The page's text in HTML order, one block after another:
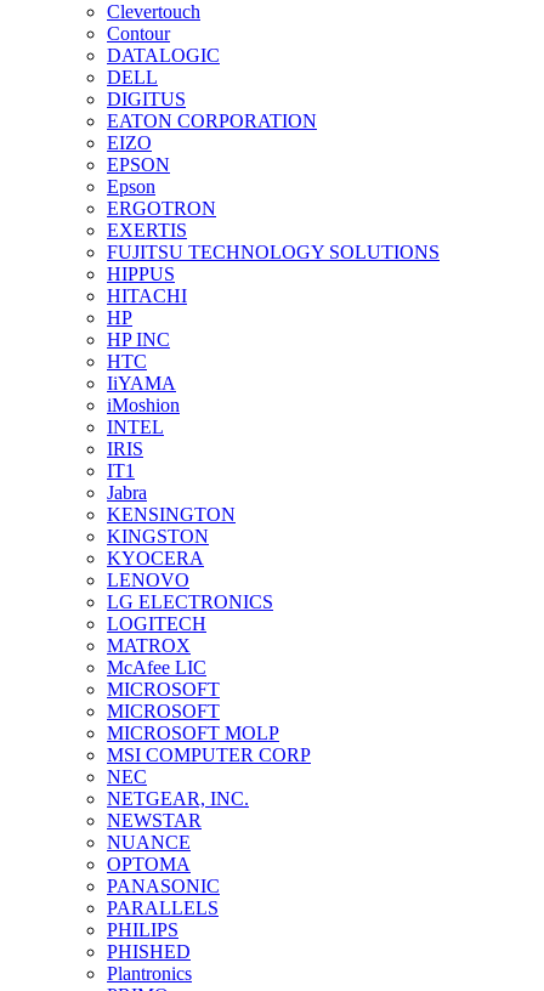
Clevertouch
Contour
DATALOGIC
DELL
DIGITUS
EATON CORPORATION
EIZO
EPSON
Epson
ERGOTRON
EXERTIS
FUJITSU TECHNOLOGY SOLUTIONS
HIPPUS
HITACHI
HP
HP INC
HTC
IiYAMA
iMoshion
INTEL
IRIS
IT1
Jabra
KENSINGTON
KINGSTON
KYOCERA
LENOVO
LG ELECTRONICS
LOGITECH
MATROX
McAfee LIC
MICROSOFT
MICROSOFT
MICROSOFT MOLP
MSI COMPUTER CORP
NEC
NETGEAR, INC.
NEWSTAR
NUANCE
OPTOMA
PANASONIC
PARALLELS
PHILIPS
PHISHED
Plantronics